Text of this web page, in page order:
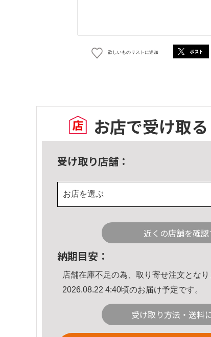
欲しいものリストに追加
お店で受け取る
受け取り店舗：
お店を選ぶ
近くの店舗を確認
納期目安：
店舗在庫不足の為、取り寄せ注文となり
2026.08.22 4:40頃のお届け予定です。
受け取り方法・送料